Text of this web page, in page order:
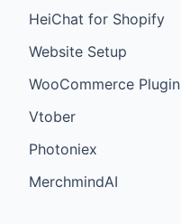
HeiChat for Shopify
Website Setup
WooCommerce Plugin
Vtober
Photoniex
MerchmindAI